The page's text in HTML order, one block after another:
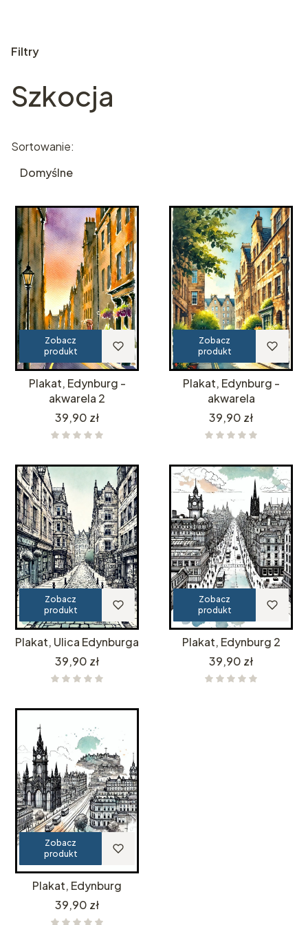
Filtry
Koniec filtrów
Szkocja
Lista produktów
Sortowanie:
Domyślne
Zobacz
produkt
Plakat, Edynburg -
akwarela 2
Cena
39,90 zł
Zobacz
produkt
Plakat, Edynburg -
akwarela
Cena
39,90 zł
Zobacz
produkt
Plakat, Ulica Edynburga
Cena
39,90 zł
Zobacz
produkt
Plakat, Edynburg 2
Cena
39,90 zł
Zobacz
produkt
Plakat, Edynburg
Cena
39,90 zł